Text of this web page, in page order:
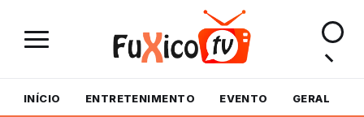
INÍCIO ENTRETENIMENTO EVENTO GERAL